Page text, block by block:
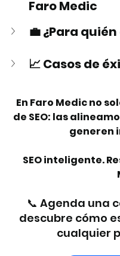
Faro Medic
💼 ¿Para
📈 Casos de
En Faro Medic no
de SEO: las
generen
SEO inteligente.
📞 Agenda una
descubre cómo
cualquier